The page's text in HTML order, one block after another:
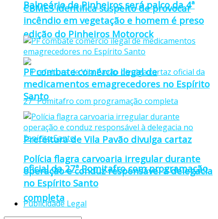
Balneário de Pinheiros será palco da 4ª
edição do Pinheiros Motorock
Prefeitura de Vila Pavão divulga cartaz
oficial da 27ª Pomitafro com programação
completa
CBMES identifica suspeito de provocar
incêndio em vegetação e homem é preso
PF combate comércio ilegal de
medicamentos emagrecedores no Espírito
Santo
Polícia flagra carvoaria irregular durante
operação e conduz responsável à delegacia
no Espírito Santo
Publicidade Legal